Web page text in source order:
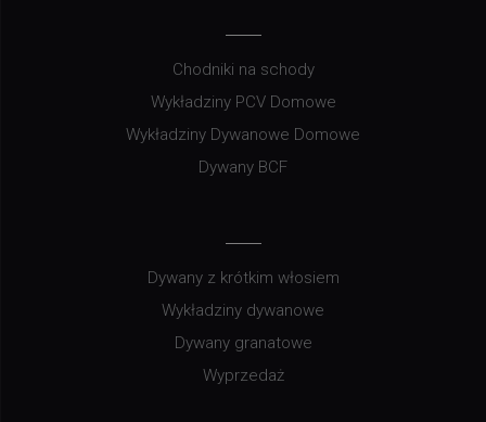
Chodniki na schody
Wykładziny PCV Domowe
Wykładziny Dywanowe Domowe
Dywany BCF
Dywany z krótkim włosiem
Wykładziny dywanowe
Dywany granatowe
Wyprzedaż